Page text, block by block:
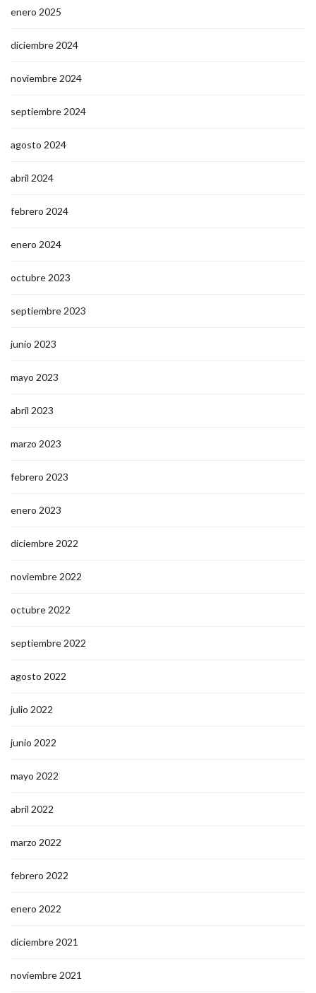
enero 2025
diciembre 2024
noviembre 2024
septiembre 2024
agosto 2024
abril 2024
febrero 2024
enero 2024
octubre 2023
septiembre 2023
junio 2023
mayo 2023
abril 2023
marzo 2023
febrero 2023
enero 2023
diciembre 2022
noviembre 2022
octubre 2022
septiembre 2022
agosto 2022
julio 2022
junio 2022
mayo 2022
abril 2022
marzo 2022
febrero 2022
enero 2022
diciembre 2021
noviembre 2021